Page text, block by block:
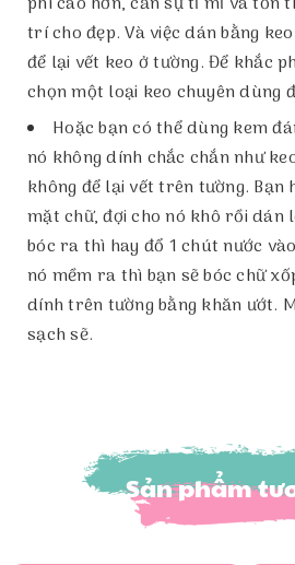
trí cho đẹp. Và việc dán bằng
để lại vết keo ở tường. Để khắc
chọn một loại keo chuyên dùng
Hoặc bạn có thể dùng kem
nó không dính chắc chắn như
không để lại vết trên tường. Bạn
mặt chữ, đợi cho nó khô rồi dán
bóc ra thì hay đổ 1 chút nước
nó mềm ra thì bạn sẽ bóc chữ
dính trên tường bằng khăn ướt.
sạch sẽ.
Sản phẩm